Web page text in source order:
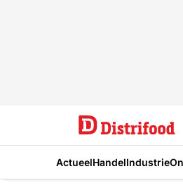
ActueelHandelIndustrie